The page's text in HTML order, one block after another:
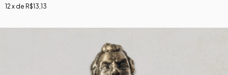
12 x de R$13,13